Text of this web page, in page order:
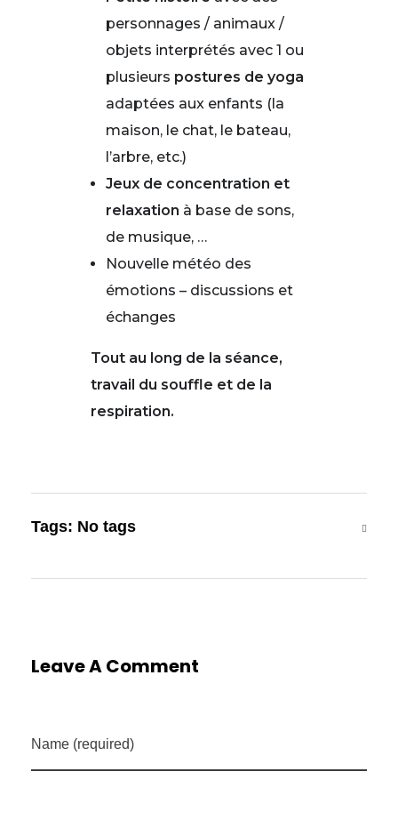
personnages / animaux /
objets interprétés avec 1 ou
plusieurs postures de yoga
adaptées aux enfants (la
maison, le chat, le bateau,
l’arbre, etc.)
Jeux de concentration et
relaxation à base de sons,
de musique, …
Nouvelle météo des
émotions – discussions et
échanges
Tout au long de la séance,
travail du souffle et de la
respiration.
Tags: No tags
Leave A Comment
Name (required)